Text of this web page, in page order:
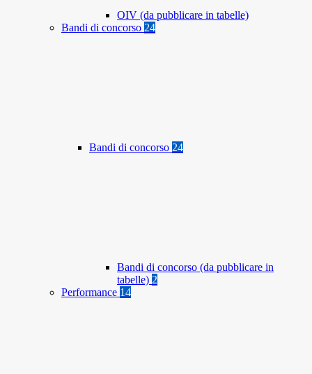
OIV (da pubblicare in tabelle)
Bandi di concorso 24
Bandi di concorso 24
Bandi di concorso (da pubblicare in
tabelle) 2
Performance 14